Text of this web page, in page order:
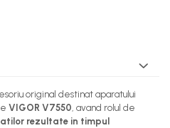
original destinat aparatului
VIGOR V7550, avand rolul de
rezultate in timpul